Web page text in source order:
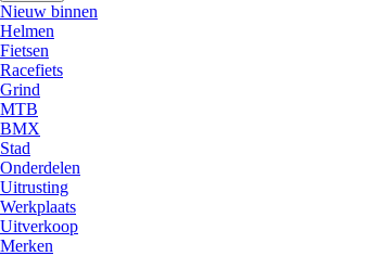
Nieuw binnen
Helmen
Fietsen
Racefiets
Grind
MTB
BMX
Stad
Onderdelen
Uitrusting
Werkplaats
Uitverkoop
Merken